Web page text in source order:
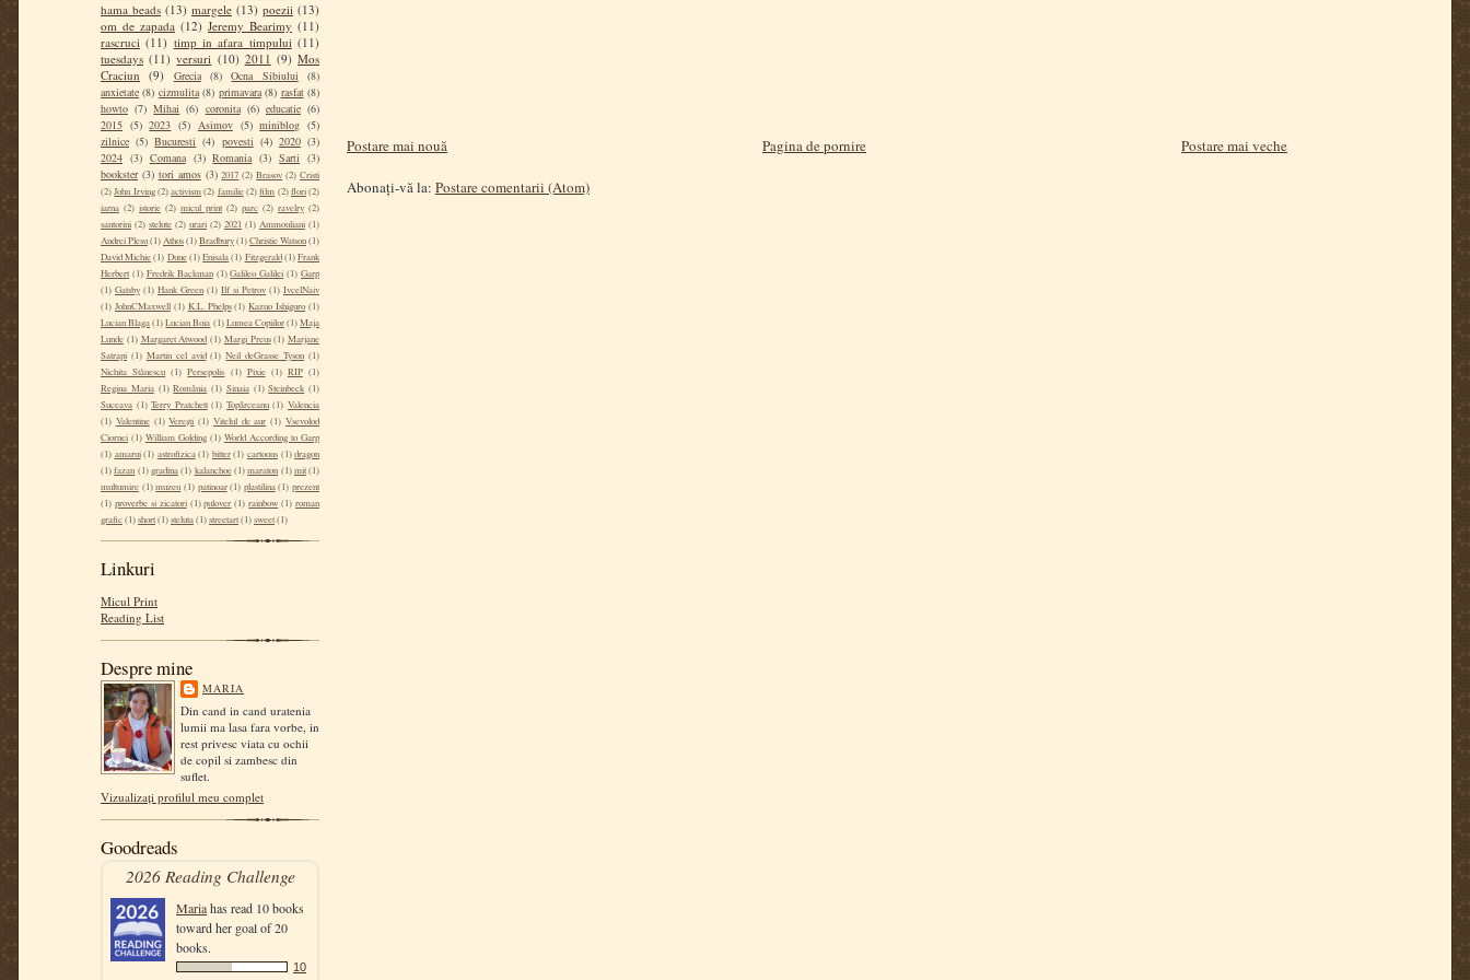
hama beads (13) margele (13) poezii (13)
om de zapada (12) Jeremy Bearimy (11)
rascruci (11) timp in afara timpului (11)
tuesdays (11) versuri (10) 2011 (9) Mos
Craciun
(9) Grecia (8) Ocna Sibiului
(8)
anxietate (8) cizmulita (8) primavara (8) rasfat (8)
howto (7) Mihai (6) coronita (6) educatie (6)
2015 (5) 2023 (5) Asimov (5) miniblog (5)
zilnice (5) Bucuresti (4) povesti (4) 2020 (3)
2024 (3) Comana (3) Romania (3) Sarti (3)
bookster (3) tori amos (3) 2017 (2) Brasov (2) Cristi
(2)John Irving (2)activism (2) familie(2)film (2) flori(2)
iarna (2) istorie (2) micul print (2) parc (2) ravelry (2)
santorini (2) stelute (2) urari (2) 2021 (1) Ammouliani (1)
Andrei Plesu(1)Athos(1)Bradbury(1)Christie Watson(1)
David Michie (1) Dune(1)Enisala (1) Fitzgerald(1)Frank
Herbert (1) Fredrik Backman (1) Galileo Galilei (1) Garp
(1) Gatsby (1) Hank Green (1) Ilf si Petrov (1) IvcelNaiv
(1) JohnCMaxwell (1) K.L. Phelps (1) Kazuo Ishiguro (1)
Lucian Blaga(1)Lucian Boia (1)Lumea Copiilor(1)Maja
Lunde (1) Margaret Atwood (1) Margi Preus (1) Marjane
Satrapi (1) Martin cel avid (1) Neil deGrasse Tyson (1)
Nichita Stănescu (1) Persepolis (1) Pixie (1) RIP (1)
Regina Maria (1) România (1) Sinaia (1) Steinbeck (1)
Suceava (1) Terry Pratchett (1) Topârceanu (1) Valencia
(1) Valentine (1) Verești (1) Vitelul de aur (1) Vsevolod
Ciornei (1) William Golding (1) World According to Garp
(1) amarui (1) astrofizica (1) bitter (1) cartoons (1) dragon
(1)fazan (1)gradina(1) kalanchoe (1)maraton (1) mit(1)
multumire (1) muzeu (1) patinoar (1) plastilina (1) prezent
(1) proverbe si zicatori (1) pulover (1) rainbow (1) roman
grafic(1)short(1)steluta(1)streetart(1)sweet(1)
Linkuri
Micul Print
Reading List
Despre mine
MARIA
Din cand in cand uratenia
lumii ma lasa fara vorbe, in
rest privesc viata cu ochii
de copil si zambesc din
suflet.
Vizualizați profilul meu complet
Goodreads
2026 Reading Challenge
Mariahas read 10 books
toward her goal of 20
books.
10
Postare mai nouă Postare mai veche
Pagina de pornire
Abonați-vă la: Postare comentarii (Atom)